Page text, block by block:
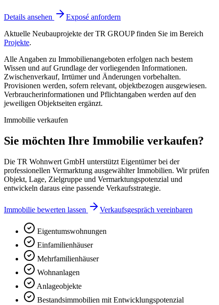
Details ansehen
Exposé anfordern
Aktuelle Neubauprojekte der TR GROUP finden Sie im Bereich
Projekte.
Alle Angaben zu Immobilienangeboten erfolgen nach bestem
Wissen und auf Grundlage der vorliegenden Informationen.
Zwischenverkauf, Irrtümer und Änderungen vorbehalten.
Provisionen werden, sofern relevant, objektbezogen ausgewiesen.
Verbraucherinformationen und Pflichtangaben werden auf den
jeweiligen Objektseiten ergänzt.
Immobilie verkaufen
Sie möchten Ihre Immobilie verkaufen?
Die TR Wohnwert GmbH unterstützt Eigentümer bei der
professionellen Vermarktung ausgewählter Immobilien. Wir prüfen
Objekt, Lage, Zielgruppe und Vermarktungspotenzial und
entwickeln daraus eine passende Verkaufsstrategie.
Immobilie bewerten lassen Verkaufsgespräch vereinbaren
Eigentumswohnungen
Einfamilienhäuser
Mehrfamilienhäuser
Wohnanlagen
Anlageobjekte
Bestandsimmobilien mit Entwicklungspotenzial